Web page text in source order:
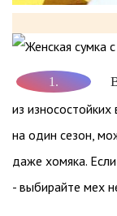
1.
из
на один сезон,
даже хомяка.
- выбирайте мех